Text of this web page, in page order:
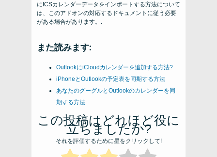
にICSカレンダーデータをインポートする方法について
は、このアドオンの対応するドキュメントに従う必要
がある場合があります。.
また読みます:
OutlookにiCloudカレンダーを追加する方法?
iPhoneとOutlookの予定表を同期する方法
あなたのグーグルとOutlookのカレンダーを同
期する方法
この投稿はどれほど役に
立ちましたか?
それを評価するために星をクリックして!